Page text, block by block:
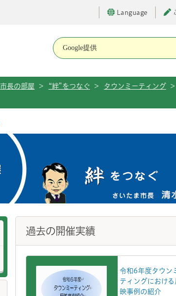
Language
市長の部屋 > “絆”をつなぐ > タウンミーティング
>
過去の開催実績
令和6年度タウン
ティングにおける
映事例の紹介